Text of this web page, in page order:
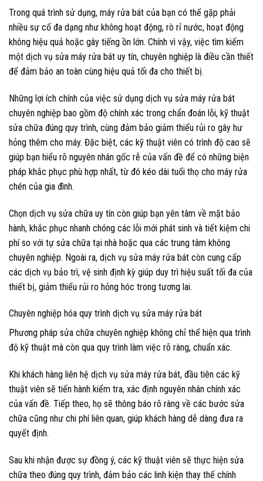
Trong quá trình sử dụng, máy rửa bát của bạn có thể gặp phải
nhiều sự cố đa dạng như không hoạt động, rò rỉ nước, hoạt động
không hiệu quả hoặc gây tiếng ồn lớn. Chính vì vậy, việc tìm kiếm
một dịch vụ sửa máy rửa bát uy tín, chuyên nghiệp là điều cần thiết
để đảm bảo an toàn cùng hiệu quả tối đa cho thiết bị.
Những lợi ích chính của việc sử dụng dịch vụ sửa máy rửa bát
chuyên nghiệp bao gồm độ chính xác trong chẩn đoán lỗi, kỹ thuật
sửa chữa đúng quy trình, cùng đảm bảo giảm thiểu rủi ro gây hư
hỏng thêm cho máy. Đặc biệt, các kỹ thuật viên có trình độ cao sẽ
giúp bạn hiểu rõ nguyên nhân gốc rễ của vấn đề để có những biện
pháp khắc phục phù hợp nhất, từ đó kéo dài tuổi thọ cho máy rửa
chén của gia đình.
Chọn dịch vụ sửa chữa uy tín còn giúp bạn yên tâm về mặt bảo
hành, khắc phục nhanh chóng các lỗi mới phát sinh và tiết kiệm chi
phí so với tự sửa chữa tại nhà hoặc qua các trung tâm không
chuyên nghiệp. Ngoài ra, dịch vụ sửa máy rửa bát còn cung cấp
các dịch vụ bảo trì, vệ sinh định kỳ giúp duy trì hiệu suất tối đa của
thiết bị, giảm thiểu rủi ro hỏng hóc trong tương lai.
Chuyên nghiệp hóa quy trình dịch vụ sửa máy rửa bát
Phương pháp sửa chữa chuyên nghiệp không chỉ thể hiện qua trình
độ kỹ thuật mà còn qua quy trình làm việc rõ ràng, chuẩn xác.
Khi khách hàng liên hệ dịch vụ sửa máy rửa bát, đầu tiên các kỹ
thuật viên sẽ tiến hành kiểm tra, xác định nguyên nhân chính xác
của vấn đề. Tiếp theo, họ sẽ thông báo rõ ràng về các bước sửa
chữa cũng như chi phí liên quan, giúp khách hàng dễ dàng đưa ra
quyết định.
Sau khi nhận được sự đồng ý, các kỹ thuật viên sẽ thực hiện sửa
chữa theo đúng quy trình, đảm bảo các linh kiện thay thế chính